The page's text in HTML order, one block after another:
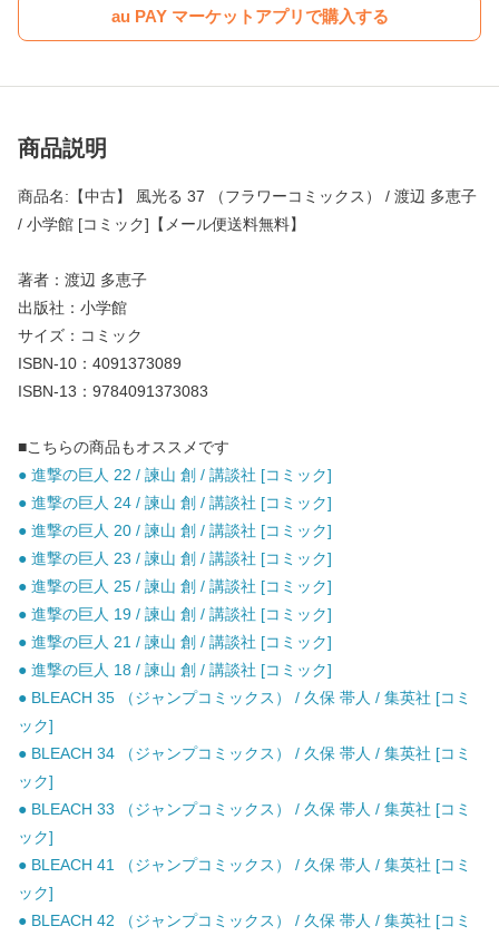
au PAY マーケットアプリで購入する
商品説明
商品名:【中古】 風光る 37 （フラワーコミックス） / 渡辺 多恵子
/ 小学館 [コミック]【メール便送料無料】
著者：渡辺 多恵子
出版社：小学館
サイズ：コミック
ISBN-10：4091373089
ISBN-13：9784091373083
■こちらの商品もオススメです
● 進撃の巨人 22 / 諫山 創 / 講談社 [コミック]
● 進撃の巨人 24 / 諫山 創 / 講談社 [コミック]
● 進撃の巨人 20 / 諫山 創 / 講談社 [コミック]
● 進撃の巨人 23 / 諫山 創 / 講談社 [コミック]
● 進撃の巨人 25 / 諫山 創 / 講談社 [コミック]
● 進撃の巨人 19 / 諫山 創 / 講談社 [コミック]
● 進撃の巨人 21 / 諫山 創 / 講談社 [コミック]
● 進撃の巨人 18 / 諫山 創 / 講談社 [コミック]
● BLEACH 35 （ジャンプコミックス） / 久保 帯人 / 集英社 [コミ
ック]
● BLEACH 34 （ジャンプコミックス） / 久保 帯人 / 集英社 [コミ
ック]
● BLEACH 33 （ジャンプコミックス） / 久保 帯人 / 集英社 [コミ
ック]
● BLEACH 41 （ジャンプコミックス） / 久保 帯人 / 集英社 [コミ
ック]
● BLEACH 42 （ジャンプコミックス） / 久保 帯人 / 集英社 [コミ